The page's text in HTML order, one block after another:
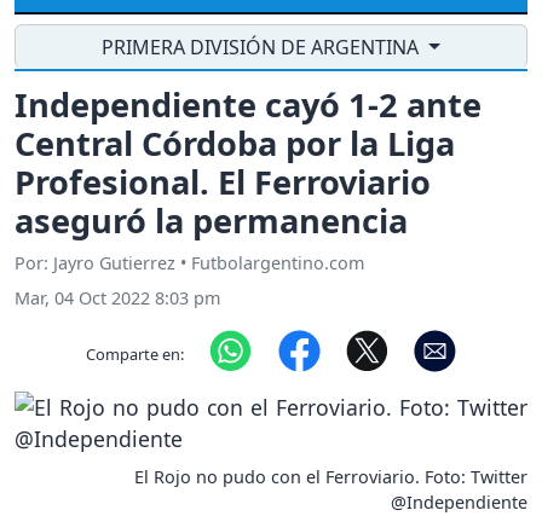
PRIMERA DIVISIÓN DE ARGENTINA
Independiente cayó 1-2 ante
Central Córdoba por la Liga
Profesional. El Ferroviario
aseguró la permanencia
Por: Jayro Gutierrez • Futbolargentino.com
Mar, 04 Oct 2022 8:03 pm
Comparte en:
El Rojo no pudo con el Ferroviario. Foto: Twitter
@Independiente